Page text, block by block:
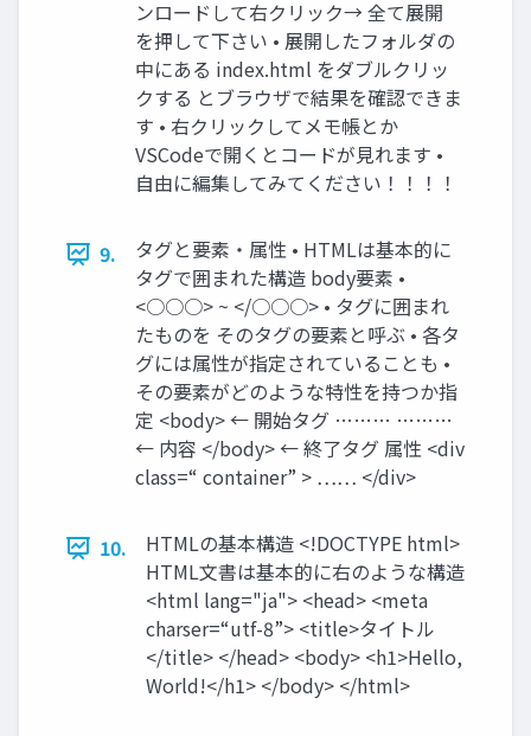
ンロードして右クリック→ 全て展開
を押して下さい • 展開したフォルダの
中にある index.html をダブルクリッ
クする とブラウザで結果を確認できま
す • 右クリックしてメモ帳とか
VSCodeで開くとコードが見れます •
自由に編集してみてください！！！！
9.
タグと要素・属性 • HTMLは基本的に
タグで囲まれた構造 body要素 •
<○○○> ~ </○○○> • タグに囲まれ
たものを そのタグの要素と呼ぶ • 各タ
グには属性が指定されていることも •
その要素がどのような特性を持つか指
定 <body> ← 開始タグ ……… ………
← 内容 </body> ← 終了タグ 属性 <div
class=“ container” > …… </div>
10.
HTMLの基本構造 <!DOCTYPE html>
HTML文書は基本的に右のような構造
<html lang="ja"> <head> <meta
charser=“utf-8”> <title>タイトル
</title> </head> <body> <h1>Hello,
World!</h1> </body> </html>